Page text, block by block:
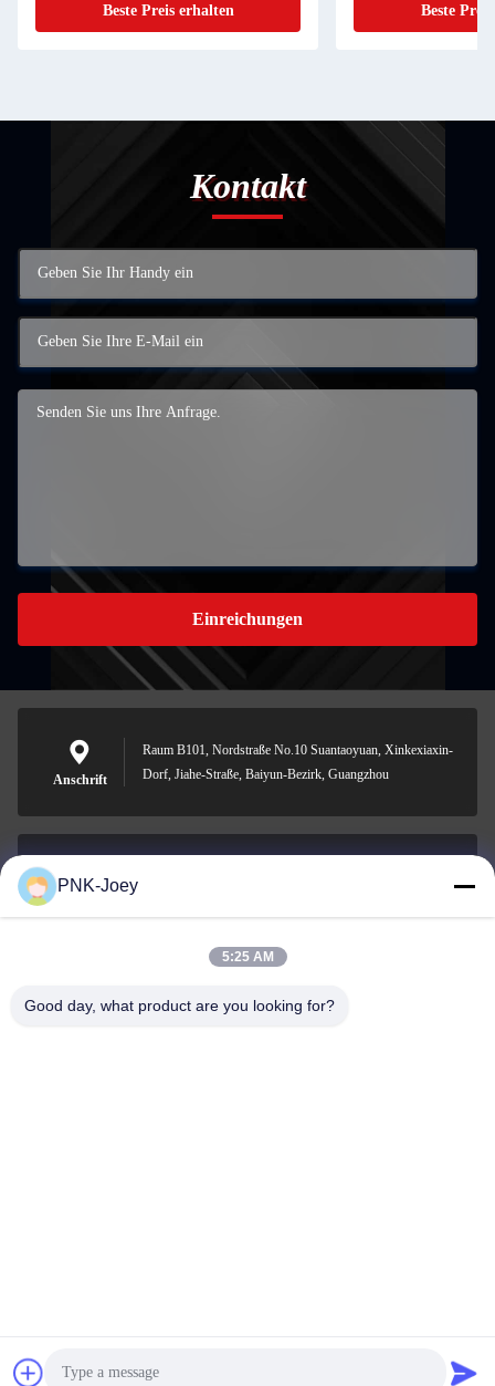
Beste Preis erhalten
Beste
Kontakt
Einreichungen
Anschrift
Raum B101, Nordstraße No.10 Suantaoyuan, Xinkexiaxin-
Dorf, Jiahe-Straße, Baiyun-Bezirk, Guangzhou
E-Mail-Adresse
008613580404923
Guangzhou Xingchao Agriculture Machinery Co., Ltd.
PNK-Joey
5:25 AM
Good day, what product are you looking for?